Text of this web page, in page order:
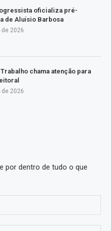
oficializa pré-
de Aluísio Barbosa
2026
chama atenção para
2026
por dentro de tudo o que